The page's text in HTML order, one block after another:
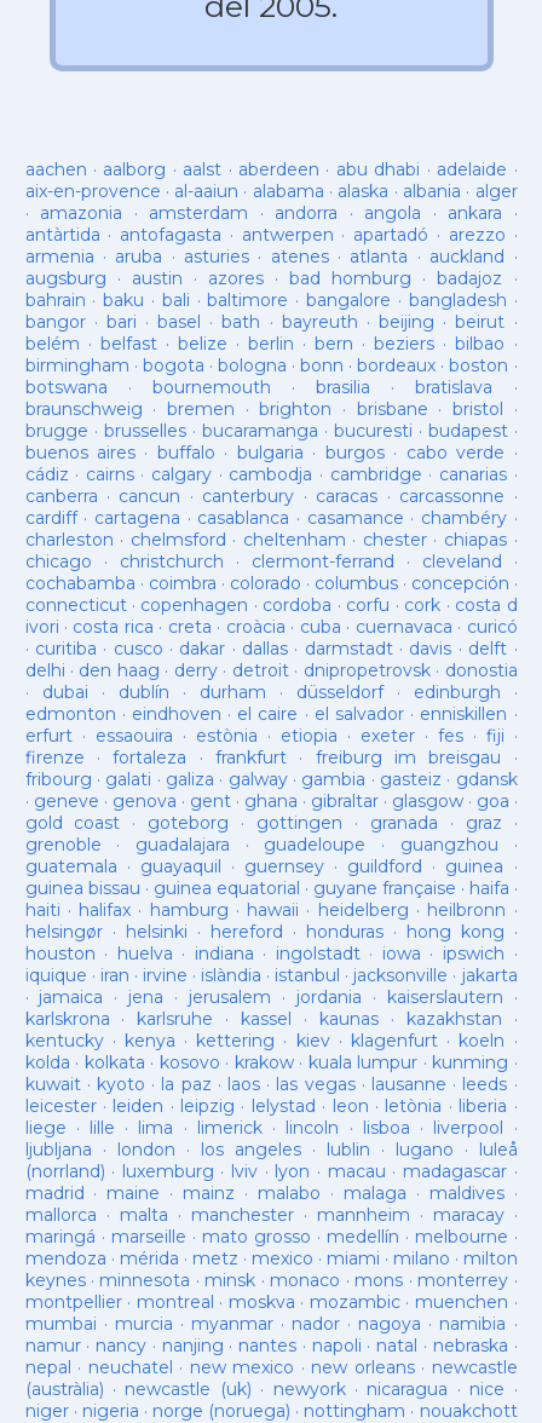
aachen · aalborg · aalst · aberdeen · abu dhabi · adelaide ·
aix-en-provence · al-aaiun · alabama · alaska · albania · alger
· amazonia · amsterdam · andorra · angola · ankara ·
antàrtida · antofagasta · antwerpen · apartadó · arezzo ·
armenia · aruba · asturies· atenes· atlanta · auckland ·
augsburg · austin · azores·bad homburg ·badajoz ·
bahrain ·baku · bali ·baltimore ·bangalore · bangladesh ·
bangor· bari ·basel ·bath · bayreuth ·beijing ·beirut ·
belém · belfast· belize · berlin ·bern ·beziers ·bilbao ·
birmingham · bogota · bologna ·bonn ·bordeaux ·boston ·
botswana · bournemouth ·brasilia ·bratislava ·
braunschweig · bremen ·brighton · brisbane · bristol ·
brugge · brusselles· bucaramanga · bucuresti · budapest·
buenos aires· buffalo · bulgaria · burgos· cabo verde ·
cádiz · cairns· calgary · cambodja · cambridge · canarias·
canberra · cancun · canterbury · caracas · carcassonne ·
cardiff· cartagena · casablanca · casamance · chambéry·
charleston · chelmsford · cheltenham · chester· chiapas ·
chicago · christchurch · clermont-ferrand · cleveland ·
cochabamba · coimbra · colorado · columbus· concepción ·
connecticut· copenhagen · cordoba · corfu · cork · costa d
ivori · costa rica · creta · croàcia · cuba · cuernavaca · curicó
· curitiba · cusco · dakar · dallas · darmstadt· davis · delft ·
delhi · den haag · derry· detroit· dnipropetrovsk· donostia
· dubai · dublín · durham · düsseldorf· edinburgh ·
edmonton · eindhoven · el caire · el salvador · enniskillen ·
erfurt· essaouira · estònia · etiopia · exeter· fes· fiji ·
firenze ·fortaleza · frankfurt· freiburg im breisgau ·
fribourg · galati · galiza · galway· gambia · gasteiz · gdansk
· geneve · genova · gent· ghana · gibraltar· glasgow· goa ·
gold coast · goteborg · gottingen · granada · graz ·
grenoble · guadalajara · guadeloupe · guangzhou ·
guatemala · guayaquil · guernsey· guildford · guinea ·
guinea bissau · guinea equatorial · guyane française · haifa ·
haiti · halifax · hamburg · hawaii · heidelberg · heilbronn ·
helsingør· helsinki · hereford · honduras· hong kong ·
houston · huelva · indiana · ingolstadt· iowa · ipswich ·
iquique · iran · irvine · islàndia · istanbul · jacksonville · jakarta
· jamaica · jena · jerusalem · jordania · kaiserslautern ·
karlskrona · karlsruhe · kassel · kaunas· kazakhstan ·
kentucky· kenya · kettering · kiev· klagenfurt · koeln ·
kolda · kolkata · kosovo · krakow· kuala lumpur · kunming ·
kuwait· kyoto · la paz · laos· las vegas· lausanne · leeds ·
leicester· leiden · leipzig · lelystad · leon · letònia · liberia ·
liege · lille · lima · limerick· lincoln · lisboa · liverpool ·
ljubljana · london · los angeles· lublin · lugano · luleå
(norrland) · luxemburg · lviv · lyon · macau · madagascar·
madrid · maine · mainz · malabo · malaga · maldives·
mallorca · malta · manchester· mannheim · maracay·
maringá · marseille · mato grosso · medellín · melbourne ·
mendoza · mérida · metz · mexico · miami · milano · milton
keynes· minnesota · minsk · monaco · mons · monterrey ·
montpellier· montreal · moskva · mozambic· muenchen ·
mumbai · murcia · myanmar· nador · nagoya · namibia ·
namur· nancy · nanjing · nantes · napoli · natal · nebraska ·
nepal · neuchatel · new mexico · new orleans· newcastle
(austràlia) · newcastle (uk) · newyork· nicaragua · nice ·
niger· nigeria · norge (noruega) · nottingham · nouakchott